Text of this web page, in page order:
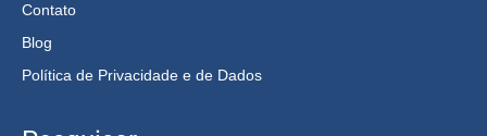
Contato
Blog
Política de Privacidade e de Dados